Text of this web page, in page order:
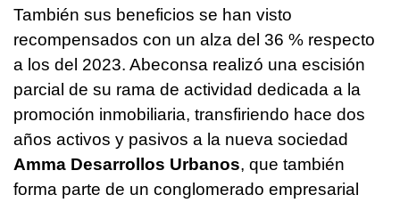
También sus beneficios se han visto
recompensados con un alza del 36 % respecto
a los del 2023. Abeconsa realizó una escisión
parcial de su rama de actividad dedicada a la
promoción inmobiliaria, transfiriendo hace dos
años activos y pasivos a la nueva sociedad
Amma Desarrollos Urbanos, que también
forma parte de un conglomerado empresarial